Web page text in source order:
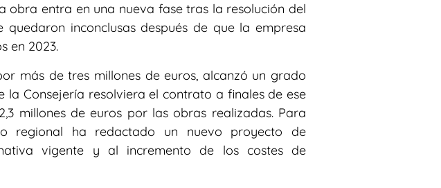
obra entra en una nueva fase tras la resolución del
inconclusas después de que la empresa
en 2023.
más de tres millones de euros, alcanzó un grado
la Consejería resolviera el contrato a finales de ese
millones de euros por las obras realizadas. Para
regional ha redactado un nuevo proyecto de
vigente y al incremento de los costes de